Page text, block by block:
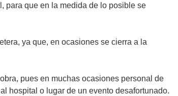
para que en la medida de lo posible se
ya que, en ocasiones se cierra a la
pues en muchas ocasiones personal de
hospital o lugar de un evento desafortunado.